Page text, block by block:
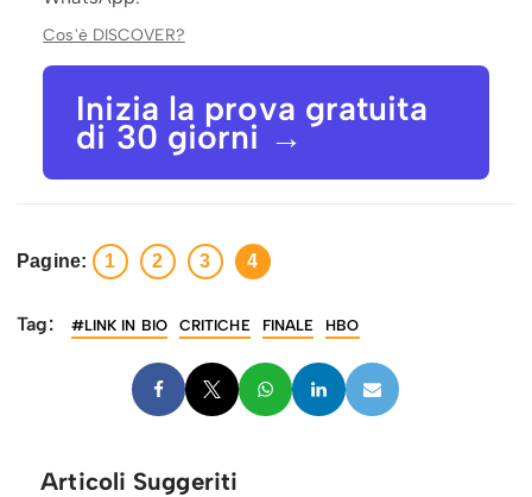
Cos'è DISCOVER?
Inizia la prova gratuita
di 30 giorni →
Pagine: 1 2 3 4
Tag: #LINK IN BIO CRITICHE FINALE HBO
Articoli Suggeriti